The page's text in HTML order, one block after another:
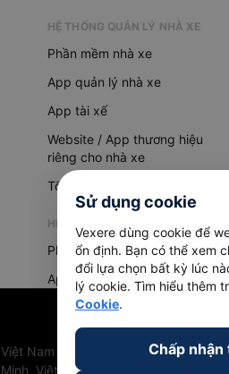
HỆ THỐNG QUẢN LÝ NHÀ XE
Phần mềm nhà xe
App quản lý nhà xe
App tài xế
Website / App thương hiệu
riêng cho nhà xe
Tổng đài AI
HỆ THỐNG QUẢN LÝ HÀNG HOÁ
Phần mềm quản lý hàng hoá
App quản lý hàng hoá
Nam
Việt Nam
Sử dụng cookie
Vexere dùng cookie để
ổn định. Bạn có thể xem
đổi lựa chọn bất kỳ lúc
lý cookie. Tìm hiểu thêm
Cookie.
Chấp nhận